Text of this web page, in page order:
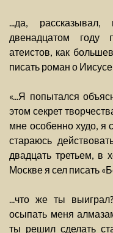
...да,
двенадцатом году
атеистов, как
писать роман о
«...Я попытался
этом секрет
мне особенно худо, я
стараюсь
двадцать третьем, в
Москве я сел писать
...что же ты
осыпать меня
ты решил сделать